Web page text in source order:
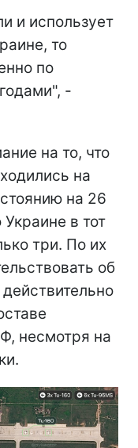
и использует
то
по
-
на то, что
на
на 26
в тот
три. По их
об
несмотря на